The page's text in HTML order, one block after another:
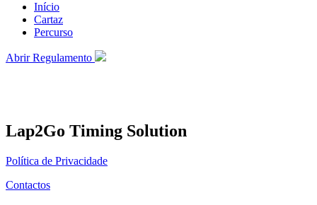
Início
Cartaz
Percurso
Abrir Regulamento
Lap2Go Timing Solution
Política de Privacidade
Contactos